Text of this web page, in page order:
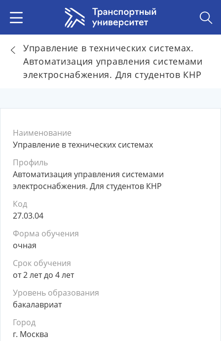
Управление в технических системах.
Автоматизация управления системами
электроснабжения. Для студентов КНР
Наименование
Управление в технических системах
Профиль
Автоматизация управления системами
электроснабжения. Для студентов КНР
Код
27.03.04
Форма обучения
очная
Срок обучения
от 2 лет до 4 лет
Уровень образования
бакалавриат
Город
г. Москва